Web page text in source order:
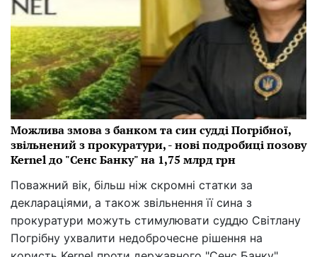
Можлива змова з банком та син судді Погрібної,
звільнений з прокуратури, - нові подробиці позову
Kernel до "Сенс Банку" на 1,75 млрд грн
Поважний вік, більш ніж скромні статки за
деклараціями, а також звільнення її сина з
прокуратури можуть стимулювати суддю Світлану
Погрібну ухвалити недоброчесне рішення на